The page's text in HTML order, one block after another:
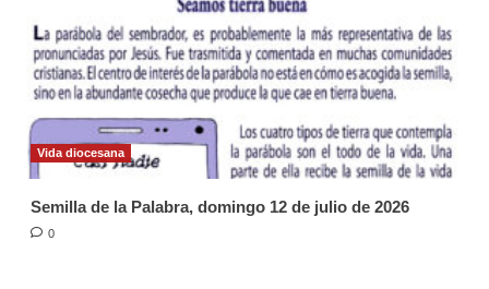
Vida diocesana
Semilla de la Palabra, domingo 12 de julio de 2026
0